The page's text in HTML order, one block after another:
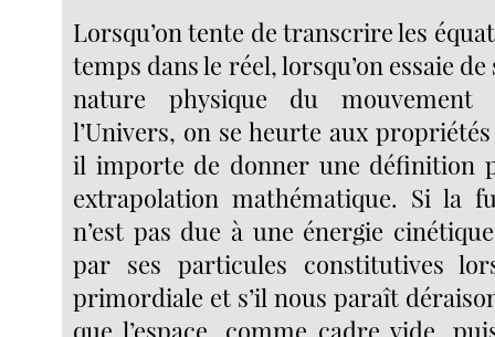
Lorsqu’on tente de transcrire les
temps dans le réel, lorsqu’on essaie
nature physique du mouvement
l’Univers, on se heurte aux propriétés
il importe de donner une définition
extrapolation mathématique. Si la
n’est pas due à une énergie
par ses particules constitutives
primordiale et s’il nous paraît